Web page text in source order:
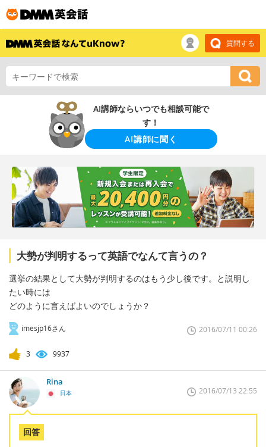
質問する
AI講師ならいつでも相談可能で
す！
AI講師に聞く
大勢が判明するって英語でなんて言うの？
選挙の結果として大勢が判明するのはもう少し後です。と説明し
たい時には
どのように言えばよいのでしょうか？
imesjp16さん 2016/07/11 00:26
3 9937
Rina
日本 2016/07/13 22:55
回答